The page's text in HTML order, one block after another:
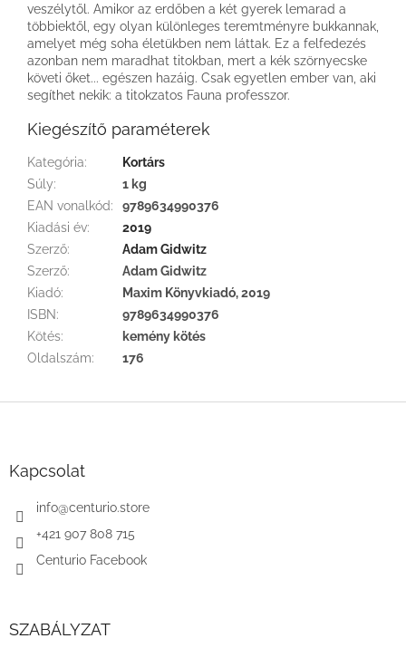
veszélytől. Amikor az erdőben a két gyerek lemarad a
többiektől, egy olyan különleges teremtményre bukkannak,
amelyet még soha életükben nem láttak. Ez a felfedezés
azonban nem maradhat titokban, mert a kék szörnyecske
követi őket... egészen hazáig. Csak egyetlen ember van, aki
segíthet nekik: a titokzatos Fauna professzor.
Kiegészítő paraméterek
Kategória:
Kortárs
Súly:
1 kg
EAN vonalkód:
9789634990376
Kiadási év:
2019
Szerző:
Adam Gidwitz
Szerző:
Adam Gidwitz
Kiadó:
Maxim Könyvkiadó, 2019
ISBN:
9789634990376
Kötés:
kemény kötés
Oldalszám: 176
Kapcsolat
info@centurio.store
+421 907 808 715
Centurio Facebook
SZABÁLYZAT